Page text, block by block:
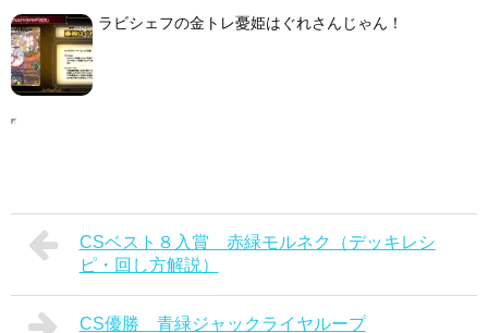
ラビシェフの金トレ憂姫はぐれさんじゃん！
CSベスト８入賞 赤緑モルネク（デッキレシ
ピ・回し方解説）
CS優勝 青緑ジャックライヤループ